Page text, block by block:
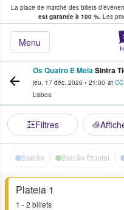
La place de marché des billets
est garantie à 100 %. Les
Menu
fans achètent et
Os Quatro E MeiaSintra
jeu. 17 déc. 2026 • 21:00 at
Lisboa
Filtres
Balcão Balcão Frontal
Plateia 1
1 - 2 billets